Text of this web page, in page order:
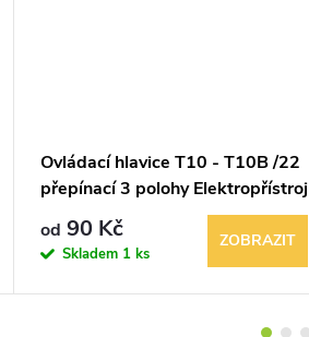
Ovládací hlavice T10 - T10B /22
přepínací 3 polohy Elektropřístroj
písek
od 90 Kč
Skladem 1 ks
ZOBRAZIT